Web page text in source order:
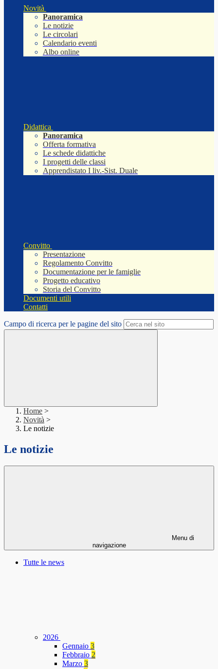
Novità
Panoramica
Le notizie
Le circolari
Calendario eventi
Albo online
Didattica
Panoramica
Offerta formativa
Le schede didattiche
I progetti delle classi
Apprendistato I liv.-Sist. Duale
Convitto
Presentazione
Regolamento Convitto
Documentazione per le famiglie
Progetto educativo
Storia del Convitto
Documenti utili
Contatti
Campo di ricerca per le pagine del sito
Home >
Novità >
Le notizie
Le notizie
Menu di
navigazione
Tutte le news
2026
Gennaio 3
Febbraio 2
Marzo 3